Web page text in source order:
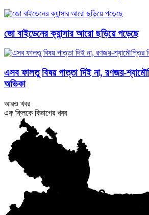
জো বাইডেনের ক্যান্সার আরো ছড়িয়ে পড়েছে
এসব ফালতু বিষয় পাত্তা দিই না, রণজয়-
অভিকা
আরও খবর
এক ক্লিকে বিভাগের খবর